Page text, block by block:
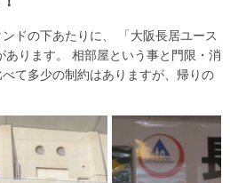
ドの下あたりに、 「大阪長居ユース
ります。 相部屋という事と門限・消
て多少の制約はありますが、帰りの